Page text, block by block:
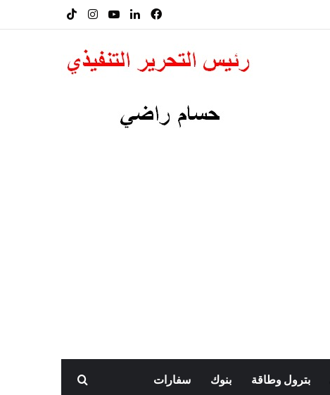
فيسبوكلينكدإن‫YouTube
انستقرام
بترول وطاقة بنوك سفارات بحث عن